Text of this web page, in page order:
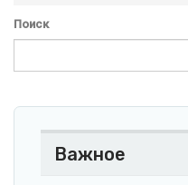
Поиск
Важное